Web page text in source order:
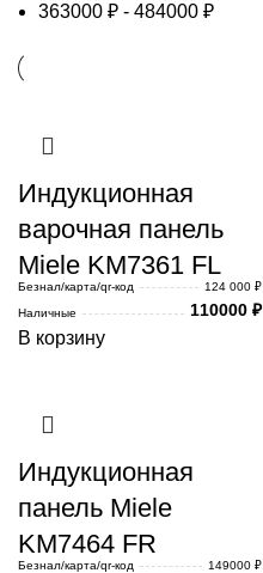
363000 ₽ - 484000 ₽
Индукционная
варочная панель
Miele KM7361 FL
Безнал/карта/qr-код
124 000 ₽
Наличные
110000 ₽
В корзину
Индукционная
панель Miele
KM7464 FR
Безнал/карта/qr-код
149000 ₽